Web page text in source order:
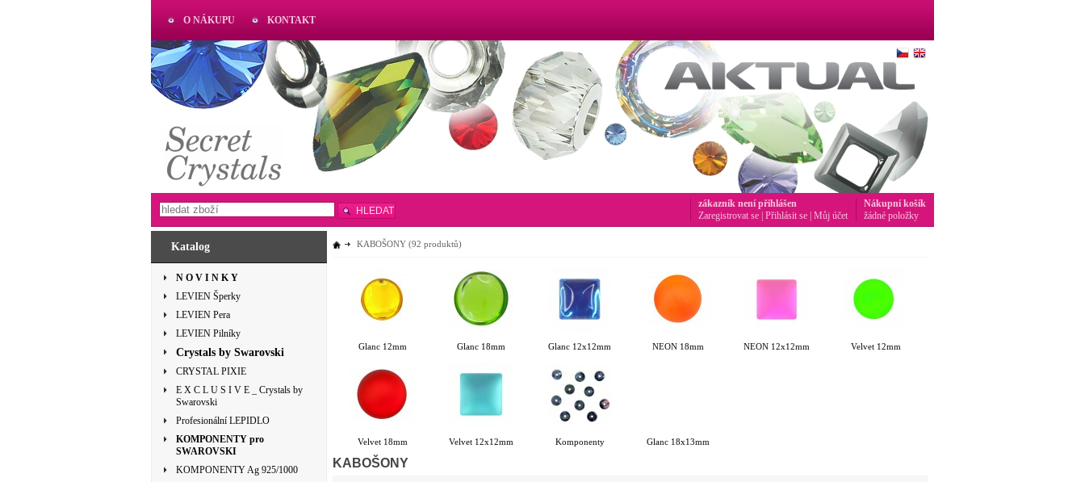
Katalog
N O V I N K Y
LEVIEN Šperky
LEVIEN Pera
LEVIEN Pilníky
Crystals by Swarovski
CRYSTAL PIXIE
E X C L U S I V E _ Crystals by
Swarovski
Profesionální LEPIDLO
KOMPONENTY pro
SWAROVSKI
KOMPONENTY Ag 925/1000
KABOŠONY (92 produktů)
Glanc 12mm Glanc 18mm Glanc 12x12mm NEON 18mm NEON 12x12mm Velvet 12mm
Velvet 18mm Velvet 12x12mm Komponenty Glanc 18x13mm
KABOŠONY
O NÁKUPU KONTAKT
AKTUAL
www.aktual-koralky.cz
HLEDAT
Nákupní košík
žádné položky
zákazník není přihlášen
Zaregistrovat se Přihlásit se Můj účet